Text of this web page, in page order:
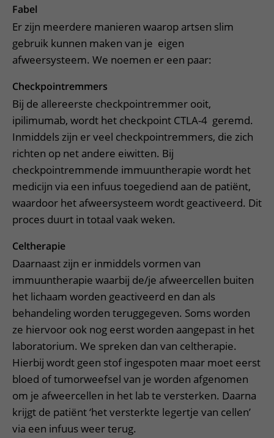
Fabel
Er zijn meerdere manieren waarop artsen slim
gebruik kunnen maken van je eigen
afweersysteem. We noemen er een paar:
Checkpointremmers
Bij de allereerste checkpointremmer ooit,
ipilimumab, wordt het checkpoint CTLA-4 geremd.
Inmiddels zijn er veel checkpointremmers, die zich
richten op net andere eiwitten. Bij
checkpointremmende immuuntherapie wordt het
medicijn via een infuus toegediend aan de patiënt,
waardoor het afweersysteem wordt geactiveerd. Dit
proces duurt in totaal vaak weken.
Celtherapie
Daarnaast zijn er inmiddels vormen van
immuuntherapie waarbij de/je afweercellen buiten
het lichaam worden geactiveerd en dan als
behandeling worden teruggegeven. Soms worden
ze hiervoor ook nog eerst worden aangepast in het
laboratorium. We spreken dan van celtherapie.
Hierbij wordt geen stof ingespoten maar moet eerst
bloed of tumorweefsel van je worden afgenomen
om je afweercellen in het lab te versterken. Daarna
krijgt de patiënt ‘het versterkte legertje van cellen’
via een infuus weer terug.